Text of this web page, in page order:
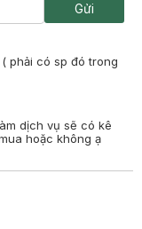
Gửi
phải có sp đó trong
dịch vụ sẽ có kê
hoặc không ạ